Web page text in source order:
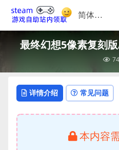
最终幻想5像素复刻
详情介绍 常见问题
本内容